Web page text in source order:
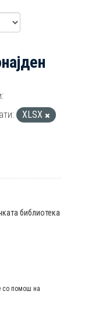
XLSX
библиотека
со помош на